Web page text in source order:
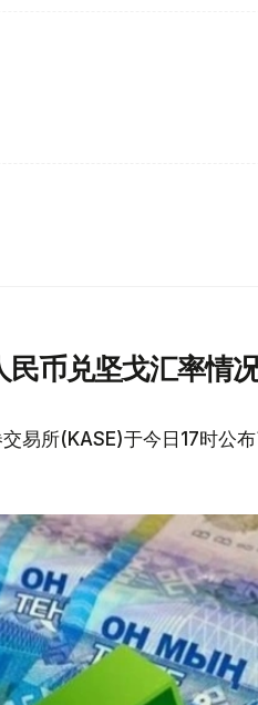
币兑坚戈汇率情
易所(KASE)于今日17时公